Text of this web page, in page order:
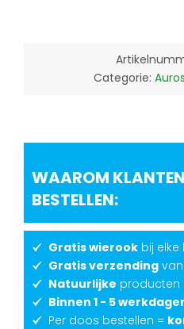
Categorie:
WAAROM
BESTELLEN:
Gratis wierook bij elke
Gratis verzending
Natuurlijke producten
Binnen 1 - 5
Per doos bestellen =